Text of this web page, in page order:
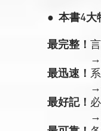
● 本書4大
最完整！
→分科
最迅速！
→保證
最好記！
→史上